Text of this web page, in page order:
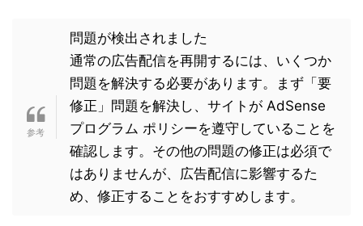
問題が検出されました
通常の広告配信を再開するには、いくつか
問題を解決する必要があります。まず「要
修正」問題を解決し、サイトが AdSense
プログラム ポリシーを遵守していることを
確認します。その他の問題の修正は必須で
はありませんが、広告配信に影響するた
め、修正することをおすすめします。